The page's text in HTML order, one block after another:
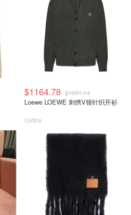
$1164.78 $1991.14
Loewe LOEWE 刺绣V领针织开衫
Cettire